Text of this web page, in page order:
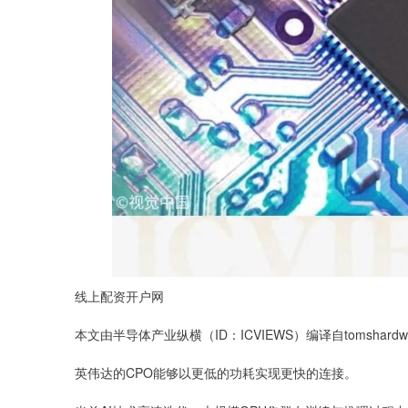
线上配资开户网
本文由半导体产业纵横（ID：ICVIEWS）编译自
英伟达的CPO能够以更低的功耗实现更快的连接。